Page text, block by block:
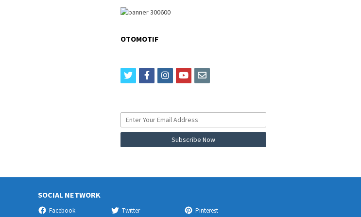
OTOMOTIF
twitterfacebookinstagram
youtubeemail
SOCIAL NETWORK
Facebook Twitter Pinterest